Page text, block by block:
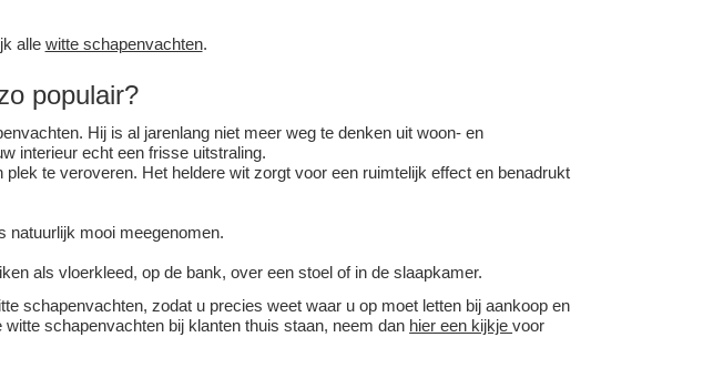
alle witte schapenvachten.
populair?
Hij is al jarenlang niet meer weg te denken uit woon- en
interieur echt een frisse uitstraling.
te veroveren. Het heldere wit zorgt voor een ruimtelijk effect en benadrukt
natuurlijk mooi meegenomen.
als vloerkleed, op de bank, over een stoel of in de slaapkamer.
schapenvachten, zodat u precies weet waar u op moet letten bij aankoop en
schapenvachten bij klanten thuis staan, neem dan hier een kijkjevoor